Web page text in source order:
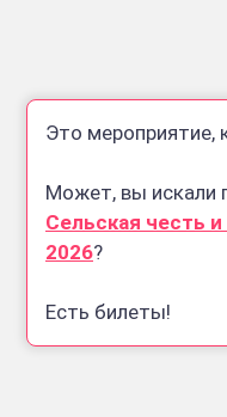
Это мероприятие,
Может, вы искали
Сельская честь
2026?
Есть билеты!